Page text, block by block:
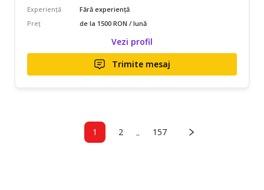
Experiență
Fără experiență
Preț
de la 1500 RON / lună
Vezi profil
Trimite mesaj
1 2 .. 157